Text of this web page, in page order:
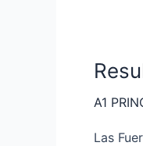
A1
Las
en
Playas